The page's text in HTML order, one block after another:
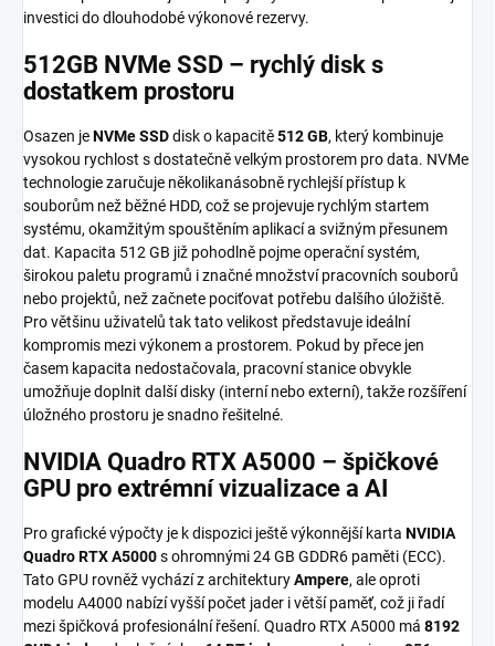
investici do dlouhodobé výkonové rezervy.
512GB NVMe SSD – rychlý disk s
dostatkem prostoru
Osazen jeNVMe SSDdisk o kapacitě512 GB, který kombinuje
vysokou rychlost s dostatečně velkým prostorem pro data. NVMe
technologie zaručuje několikanásobně rychlejší přístup k
souborům než běžné HDD, což se projevuje rychlým startem
systému, okamžitým spouštěním aplikací a svižným přesunem
dat. Kapacita 512 GB již pohodlně pojme operační systém,
širokou paletu programů i značné množství pracovních souborů
nebo projektů, než začnete pociťovat potřebu dalšího úložiště.
Pro většinu uživatelů tak tato velikost představuje ideální
kompromis mezi výkonem a prostorem. Pokud by přece jen
časem kapacita nedostačovala, pracovní stanice obvykle
umožňuje doplnit další disky (interní nebo externí), takže rozšíření
úložného prostoru je snadno řešitelné.
NVIDIA Quadro RTX A5000 – špičkové
GPU pro extrémní vizualizace a AI
Pro grafické výpočty je k dispozici ještě výkonnější karta NVIDIA
Quadro RTX A5000s ohromnými 24 GB GDDR6 paměti (ECC).
Tato GPU rovněž vychází z architekturyAmpere, ale oproti
modelu A4000 nabízí vyšší počet jader i větší paměť, což ji řadí
mezi špičková profesionální řešení. Quadro RTX A5000 má 8192